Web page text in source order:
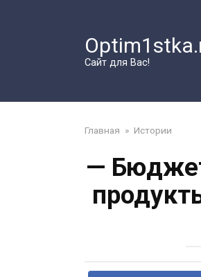
Сайт для Вас!
Главная » Истории
—